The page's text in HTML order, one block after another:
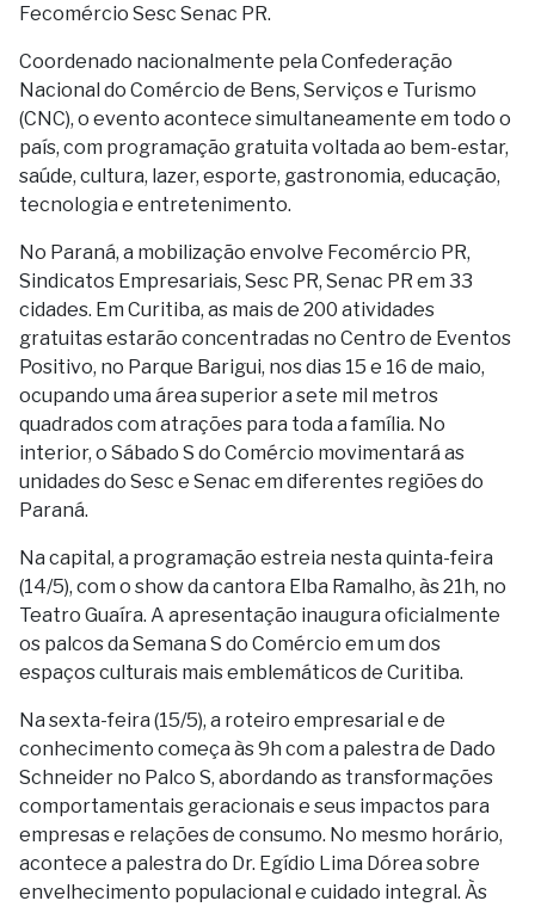
Fecomércio Sesc Senac PR.
Coordenado nacionalmente pela Confederação
Nacional do Comércio de Bens, Serviços e Turismo
(CNC), o evento acontece simultaneamente em todo o
país, com programação gratuita voltada ao bem-estar,
saúde, cultura, lazer, esporte, gastronomia, educação,
tecnologia e entretenimento.
No Paraná, a mobilização envolve Fecomércio PR,
Sindicatos Empresariais, Sesc PR, Senac PR em 33
cidades. Em Curitiba, as mais de 200 atividades
gratuitas estarão concentradas no Centro de Eventos
Positivo, no Parque Barigui, nos dias 15 e 16 de maio,
ocupando uma área superior a sete mil metros
quadrados com atrações para toda a família. No
interior, o Sábado S do Comércio movimentará as
unidades do Sesc e Senac em diferentes regiões do
Paraná.
Na capital, a programação estreia nesta quinta-feira
(14/5), com o show da cantora Elba Ramalho, às 21h, no
Teatro Guaíra. A apresentação inaugura oficialmente
os palcos da Semana S do Comércio em um dos
espaços culturais mais emblemáticos de Curitiba.
Na sexta-feira (15/5), a roteiro empresarial e de
conhecimento começa às 9h com a palestra de Dado
Schneider no Palco S, abordando as transformações
comportamentais geracionais e seus impactos para
empresas e relações de consumo. No mesmo horário,
acontece a palestra do Dr. Egídio Lima Dórea sobre
envelhecimento populacional e cuidado integral. Às